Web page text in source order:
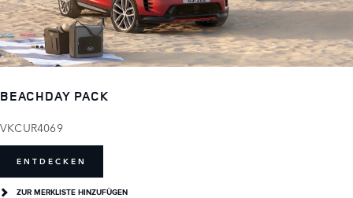
BEACHDAY PACK
VKCUR4069
ENTDECKEN
ZUR MERKLISTE HINZUFÜGEN